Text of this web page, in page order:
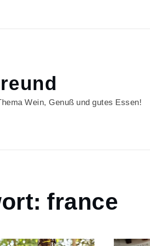
Wein, Genuß und gutes Essen!
france